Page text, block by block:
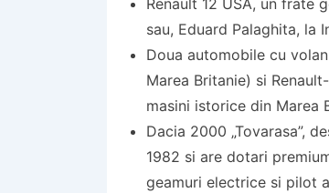
sau, Eduard Palaghita, la
Doua automobile cu
Marea Britanie) si
masini istorice din Marea
Dacia 2000 „Tovarasa”,
1982 si are dotari
geamuri electrice si pilot